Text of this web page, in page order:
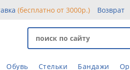
(бесплатно от 3000р.) Возврат
Обувь Стельки Бандажи